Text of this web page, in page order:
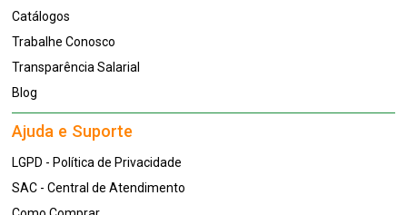
Catálogos
Trabalhe Conosco
Transparência Salarial
Blog
Ajuda e Suporte
LGPD - Política de Privacidade
SAC - Central de Atendimento